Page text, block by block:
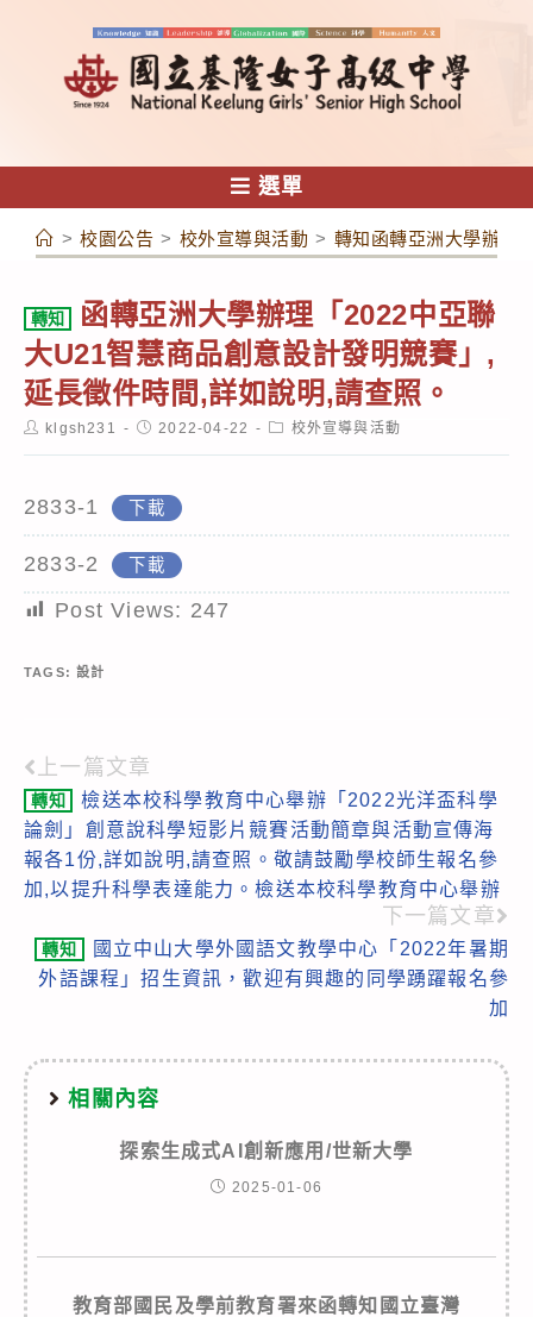
容
選單
> 校園公告 > 校外宣導與活動 > 轉知函轉亞洲大學辦理
轉知
函轉亞洲大學辦理「2022中亞聯
大U21智慧商品創意設計發明競賽」,
延長徵件時間,詳如說明,請查照。
Postklgsh231
Post2022-04-22
Post校外宣導與活動
2833-1 下載
2833-2 下載
Post Views: 247
TAGS:設計
Read
more
articles
上一篇文章
轉知
檢送本校科學教育中心舉辦「2022光洋盃科學
論劍」創意說科學短影片競賽活動簡章與活動宣傳海
報各1份,詳如說明,請查照。敬請鼓勵學校師生報名參
加,以提升科學表達能力。檢送本校科學教育中心舉辦
下一篇文章
轉知
國立中山大學外國語文教學中心「2022年暑期
外語課程」招生資訊，歡迎有興趣的同學踴躍報名參
加
相關內容
探索生成式AI創新應用/世新大學
2025-01-06
教育部國民及學前教育署來函轉知國立臺灣